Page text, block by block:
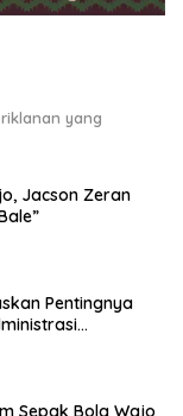
yang
Jacson Zeran
Pentingnya